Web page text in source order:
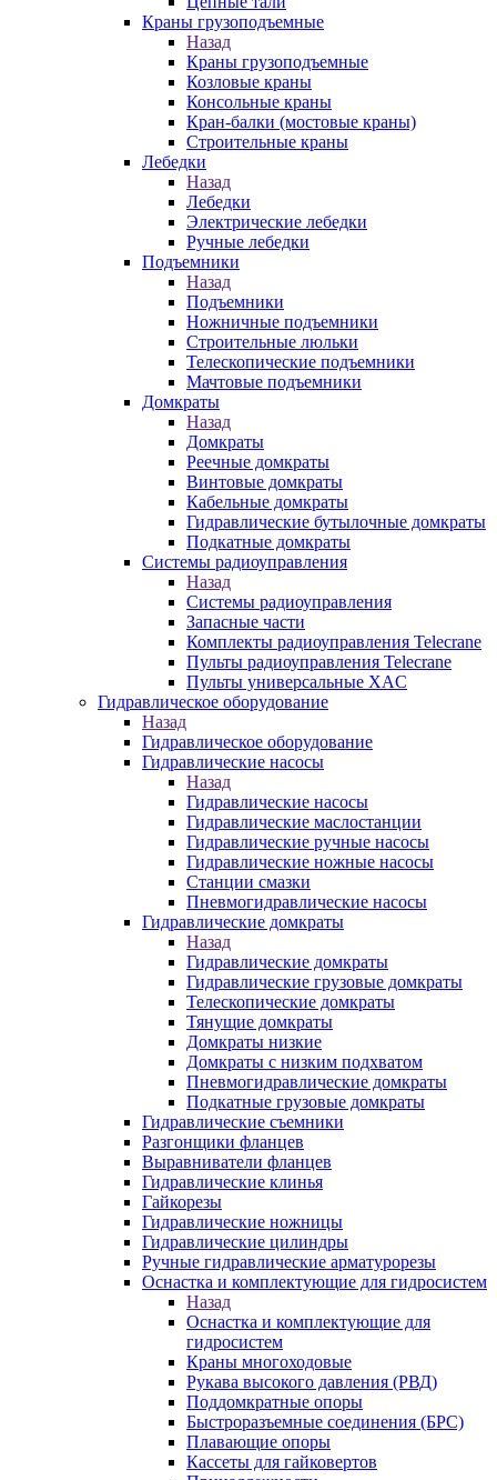
Краны грузоподъемные
Назад
Краны грузоподъемные
Козловые краны
Консольные краны
Кран-балки (мостовые краны)
Строительные краны
Лебедки
Назад
Лебедки
Электрические лебедки
Ручные лебедки
Подъемники
Назад
Подъемники
Ножничные подъемники
Строительные люльки
Телескопические подъемники
Мачтовые подъемники
Домкраты
Назад
Домкраты
Реечные домкраты
Винтовые домкраты
Кабельные домкраты
Гидравлические бутылочные домкраты
Подкатные домкраты
Системы радиоуправления
Назад
Системы радиоуправления
Запасные части
Комплекты радиоуправления Telecrane
Пульты радиоуправления Telecrane
Пульты универсальные XAC
Гидравлическое оборудование
Назад
Гидравлическое оборудование
Гидравлические насосы
Назад
Гидравлические насосы
Гидравлические маслостанции
Гидравлические ручные насосы
Гидравлические ножные насосы
Станции смазки
Пневмогидравлические насосы
Гидравлические домкраты
Назад
Гидравлические домкраты
Гидравлические грузовые домкраты
Телескопические домкраты
Тянущие домкраты
Домкраты низкие
Домкраты с низким подхватом
Пневмогидравлические домкраты
Подкатные грузовые домкраты
Гидравлические съемники
Разгонщики фланцев
Выравниватели фланцев
Гидравлические клинья
Гайкорезы
Гидравлические ножницы
Гидравлические цилиндры
Ручные гидравлические арматурорезы
Оснастка и комплектующие для гидросистем
Назад
Оснастка и комплектующие для
гидросистем
Краны многоходовые
Рукава высокого давления (РВД)
Поддомкратные опоры
Быстроразъемные соединения (БРС)
Плавающие опоры
Кассеты для гайковертов